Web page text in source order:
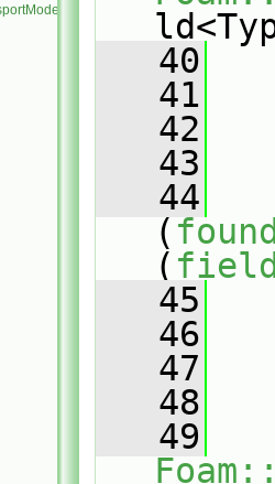
   40
   41
   42
   43
   44
(
(
   45
   46
   47
   48
   49